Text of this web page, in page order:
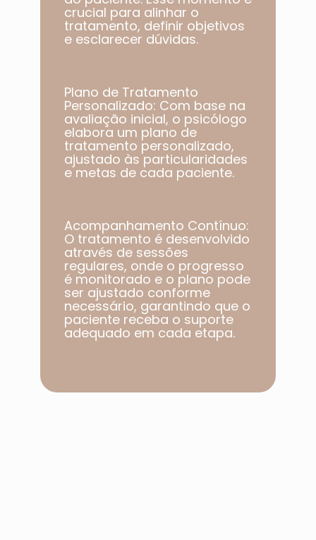
crucial para alinhar o
tratamento, definir objetivos
e esclarecer dúvidas.
Plano de Tratamento
Personalizado: Com base na
avaliação inicial, o psicólogo
elabora um plano de
tratamento personalizado,
ajustado às particularidades
e metas de cada paciente.​
Acompanhamento Contínuo:
O tratamento é desenvolvido
através de sessões
regulares, onde o progresso
é monitorado e o plano pode
ser ajustado conforme
necessário, garantindo que o
paciente receba o suporte
adequado em cada etapa.​